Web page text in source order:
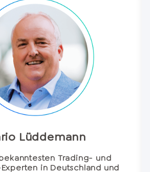
Lüddemann
Trading- und
in Deutschland und